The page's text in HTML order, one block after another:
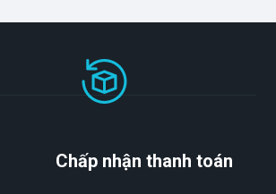
Chấp nhận thanh toán